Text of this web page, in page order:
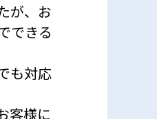
が、お
できる
も対応
客様に